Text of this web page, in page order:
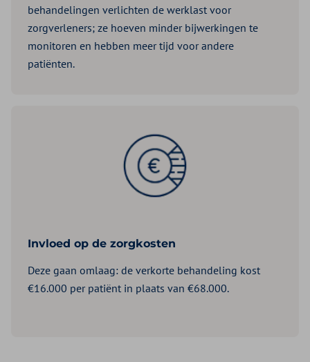
behandelingen verlichten de werklast voor
zorgverleners; ze hoeven minder bijwerkingen te
monitoren en hebben meer tijd voor andere
patiënten.
Invloed op de zorgkosten
Deze gaan omlaag: de verkorte behandeling kost
€16.000 per patiënt in plaats van €68.000.